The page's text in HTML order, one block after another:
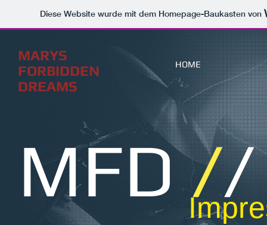
Diese Website wurde mit dem Homepage-Baukasten von
MARYS
FORBIDDEN
DREAMS
HOME
MFD//